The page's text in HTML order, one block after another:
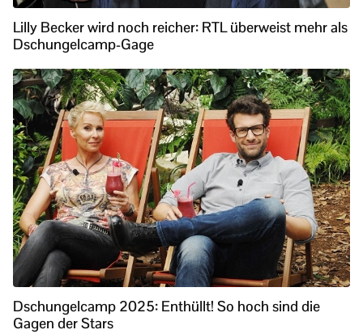
Lilly Becker wird noch reicher: RTL überweist mehr als
Dschungelcamp-Gage
Dschungelcamp 2025: Enthüllt! So hoch sind die
Gagen der Stars